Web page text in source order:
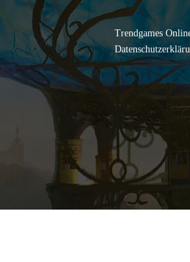
Trendgames